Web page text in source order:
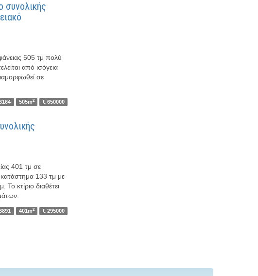
συνολικής
505 τμ πολύ
από ισόγεια
σε
505m2 € 650000
401 τμ σε
κατάστημα 133 τμ με
κτίριο διαθέτει
401m2 € 295000